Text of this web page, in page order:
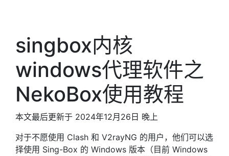
singbox内核
windows代理软件之
NekoBox使用教程
本文最后更新于 2024年12月26日 晚上
对于不愿使用 Clash 和 V2rayNG 的用户，他们可以选
择使用 Sing-Box 的 Windows 版本（目前 Windows